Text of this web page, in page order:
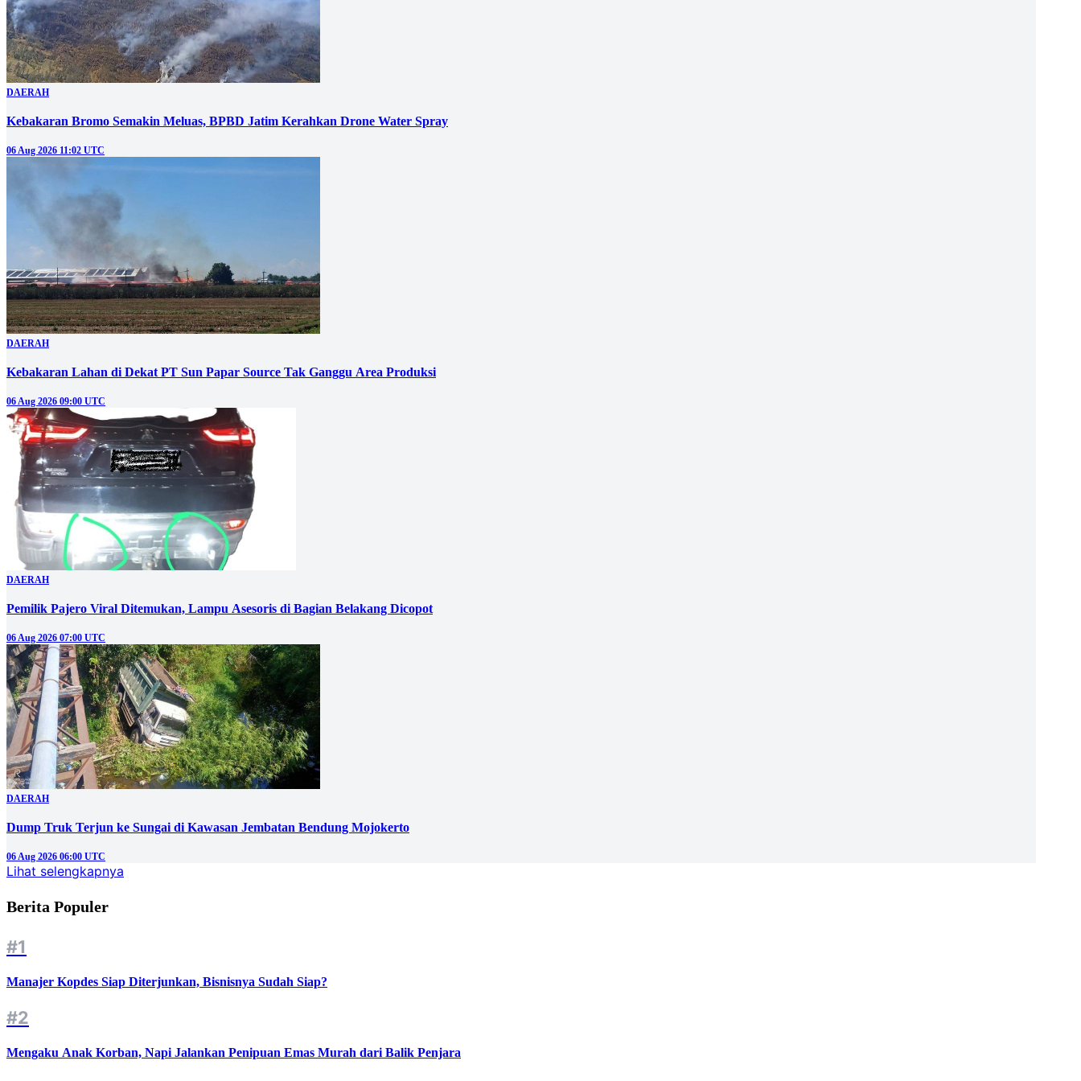
DAERAH
Kebakaran Bromo Semakin Meluas, BPBD Jatim Kerahkan Drone Water Spray
06 Aug 2026 11:02 UTC
DAERAH
Kebakaran Lahan di Dekat PT Sun Papar Source Tak Ganggu Area Produksi
06 Aug 2026 09:00 UTC
DAERAH
Pemilik Pajero Viral Ditemukan, Lampu Asesoris di Bagian Belakang Dicopot
06 Aug 2026 07:00 UTC
DAERAH
Dump Truk Terjun ke Sungai di Kawasan Jembatan Bendung Mojokerto
06 Aug 2026 06:00 UTC
Lihat selengkapnya
Berita Populer
#1
Manajer Kopdes Siap Diterjunkan, Bisnisnya Sudah Siap?
#2
Mengaku Anak Korban, Napi Jalankan Penipuan Emas Murah dari Balik Penjara